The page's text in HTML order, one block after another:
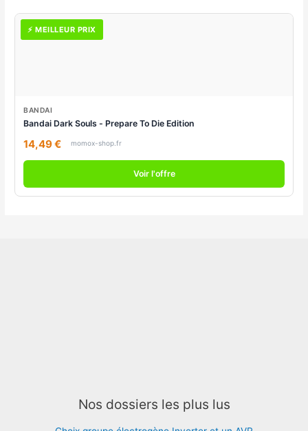
⚡ MEILLEUR PRIX
BANDAI
Bandai Dark Souls - Prepare To Die Edition
14,49 € momox-shop.fr
Voir l'offre
Nos dossiers les plus lus